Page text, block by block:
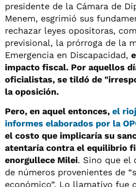
presidente de la Cámara de
Menem, esgrimió sus
rechazar leyes opositoras,
previsional, la prórroga de la
Emergencia en Discapacidad,
impacto fiscal. Por aquellos
oficialistas, se tildó de
la oposición.
Pero, en aquel entonces, el
informes elaborados por la
el costo que implicaría su
atentaría contra el equilibrio
enorgullece Milei. Sino que el
de números provenientes de
económico”. Lo llamativo fue